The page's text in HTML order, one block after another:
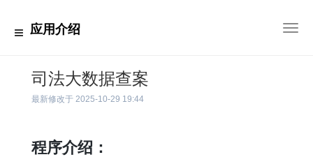
切
应用介绍
司法大数据查案
最新修改于 2025-10-29 19:44
程序介绍：